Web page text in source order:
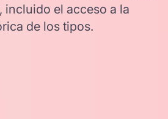
incluido el acceso a la
de los tipos.